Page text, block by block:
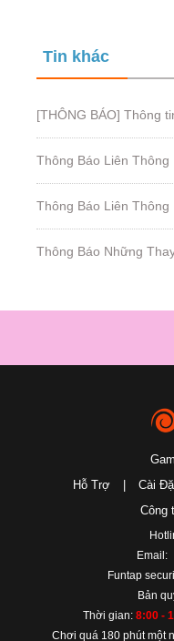
Tin khác
Hỗ Trợ
Cài
Công
Email:
Funtap
Bản
Thời gian: 8:00 -
Chơi quá 180 phút một